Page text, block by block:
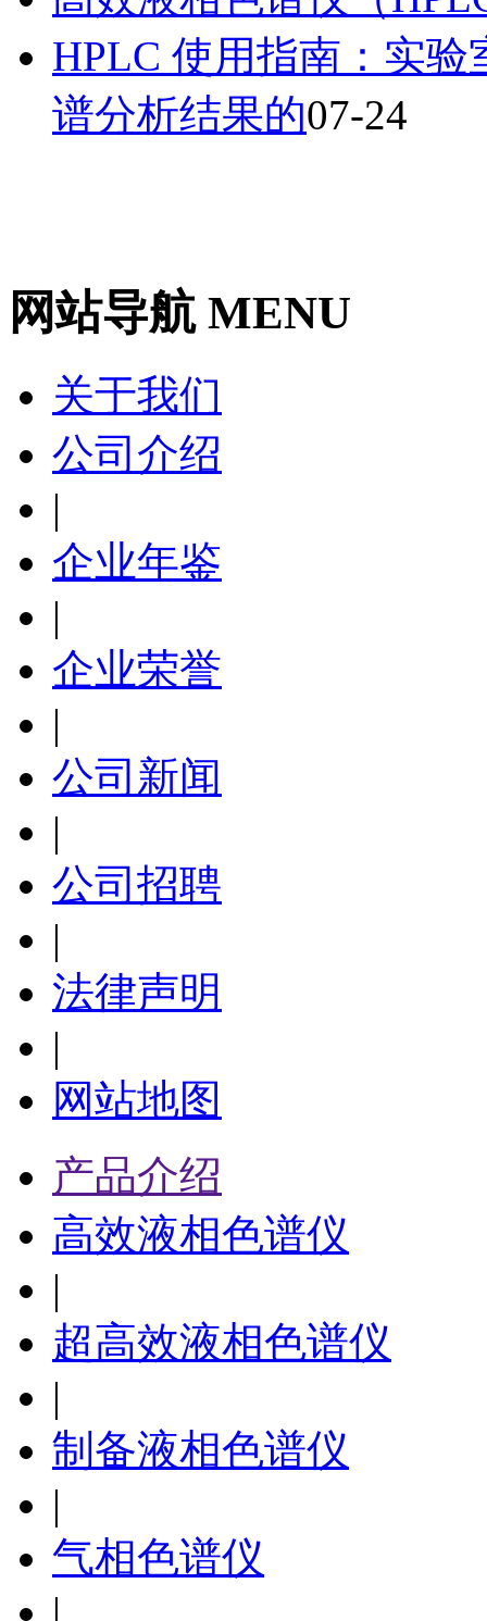
HPLC 使用指南：实
谱分析结果的07-24
网站导航 MENU
关于我们
公司介绍
|
企业年鉴
|
企业荣誉
|
公司新闻
|
公司招聘
|
法律声明
|
网站地图
产品介绍
高效液相色谱仪
|
超高效液相色谱仪
|
制备液相色谱仪
|
气相色谱仪
|